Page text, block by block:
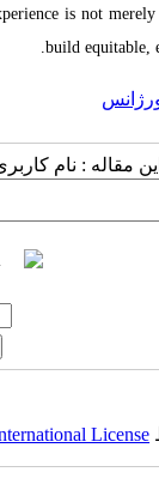
is not
build equitable,
مقاله : نام
License